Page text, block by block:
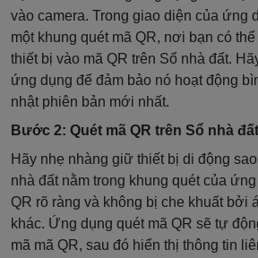
vào camera. Trong giao diện của ứng
một khung quét mã QR, nơi bạn có
thiết bị vào mã QR trên Sổ nhà đất.
ứng dụng để đảm bảo nó hoạt động
nhật phiên bản mới nhất.
Bước 2: Quét mã QR trên Sổ nhà đất
Hãy nhẹ nhàng giữ thiết bị di động
nhà đất nằm trong khung quét của
QR rõ ràng và không bị che khuất bởi
khác. Ứng dụng quét mã QR sẽ tự
mã mã QR, sau đó hiển thị thông tin